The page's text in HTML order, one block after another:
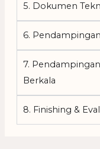
5. Dokumen
6.
7.
Berkala
8. Finishing &